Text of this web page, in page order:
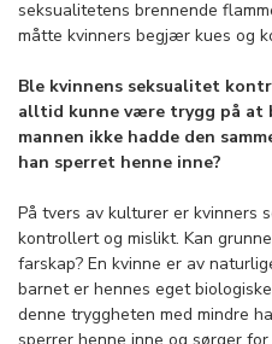
seksualitetens brennende
måtte kvinners begjær kues og
Ble kvinnens seksualitet
alltid kunne være trygg på at
mannen ikke hadde den
han sperret henne inne?
På tvers av kulturer er kvinners
kontrollert og mislikt. Kan
farskap? En kvinne er av
barnet er hennes eget
denne tryggheten med mindre